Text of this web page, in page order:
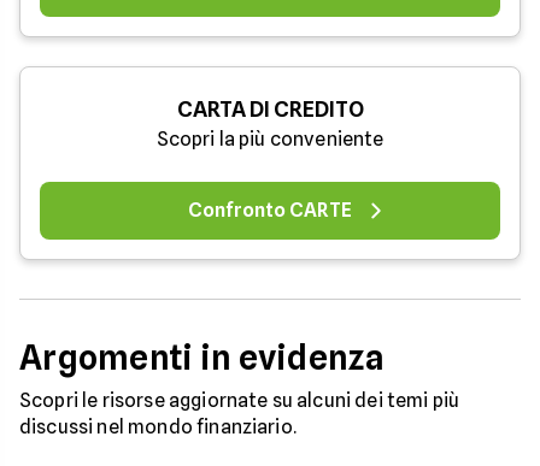
CARTA DI CREDITO
Scopri la più conveniente
Confronto CARTE
Argomenti in evidenza
Scopri le risorse aggiornate su alcuni dei temi più
discussi nel mondo finanziario.